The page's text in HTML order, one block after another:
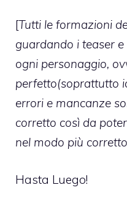
[Tutti le formazioni
guardando i teaser
ogni personaggio,
perfetto(soprattutto
errori e mancanze
corretto così da
nel modo più
Hasta Luego!